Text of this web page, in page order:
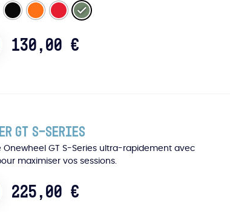
130,00 €
GT S-Series
Onewheel GT S-Series ultra-rapidement avec
maximiser vos sessions.
225,00 €